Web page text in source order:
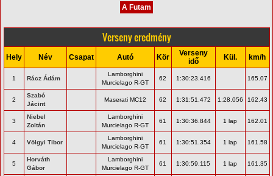
A Futam
Verseny eredmény
Hely Név Csapat Autó Kör
Verseny
idő
Kül. km/h
1 Rácz Ádám
Lamborghini
Murcielago R-GT
62 1:30:23.416 165.07
2
Szabó
Jácint
Maserati MC12 62 1:31:51.472 1:28.056 162.43
3
Niebel
Zoltán
Lamborghini
Murcielago R-GT
61 1:30:36.844 1 lap 162.01
4 Völgyi Tibor
Lamborghini
Murcielago R-GT
61 1:30:51.354 1 lap 161.58
5
Horváth
Gábor
Lamborghini
Murcielago R-GT
61 1:30:59.115 1 lap 161.35